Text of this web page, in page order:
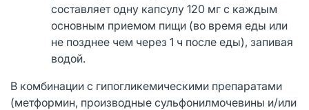
составляет одну капсулу 120 мг с каждым
основным приемом пищи (во время еды или
не позднее чем через 1 ч после еды), запивая
водой.
В комбинации с гипогликемическими препаратами
(метформин, производные сульфонилмочевины и/или